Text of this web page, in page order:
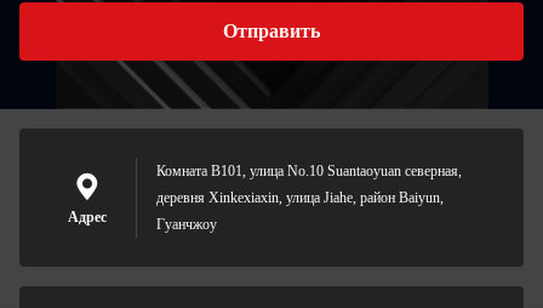
Отправить
Адрес
Комната B101, улица No.10 Suantaoyuan северная,
деревня Xinkexiaxin, улица Jiahe, район Baiyun,
Гуанчжоу